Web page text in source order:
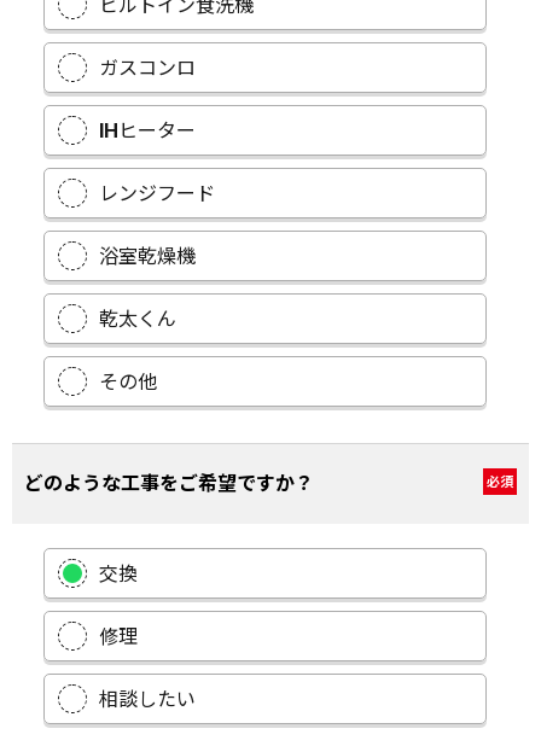
ガスコンロ
IHヒーター
レンジフード
浴室乾燥機
乾太くん
その他
どのような工事をご希望ですか？ 必須
交換
修理
相談したい